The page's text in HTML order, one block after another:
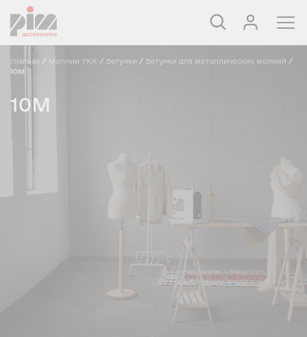
Главная / Молнии YKK / Бегунки / Бегунки для металлических молний /
10M
10M